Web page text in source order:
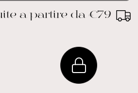
a partire da €79